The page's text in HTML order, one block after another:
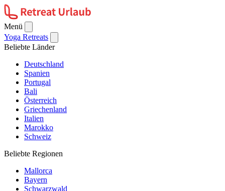
Menü
Yoga Retreats
Beliebte Länder
Deutschland
Spanien
Portugal
Bali
Österreich
Griechenland
Italien
Marokko
Schweiz
Beliebte Regionen
Mallorca
Bayern
Schwarzwald